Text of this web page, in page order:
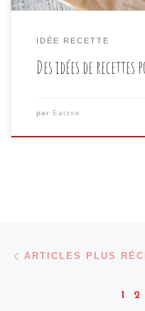
IDÉE RECETTE
Des idées de
par Eatzee
ARTICLES PLUS
1 2